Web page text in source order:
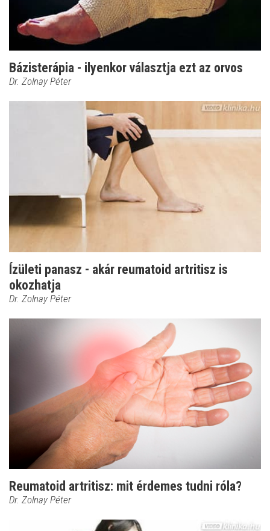
Bázisterápia - ilyenkor választja ezt az orvos
Dr. Zolnay Péter
Ízületi panasz - akár reumatoid artritisz is
okozhatja
Dr. Zolnay Péter
Reumatoid artritisz: mit érdemes tudni róla?
Dr. Zolnay Péter